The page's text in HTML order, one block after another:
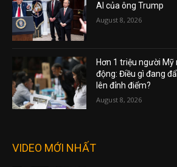
AI của ông Trump
August 8, 2026
Hơn 1 triệu người
động: Điều gì đang
lên đỉnh điểm?
August 8, 2026
VIDEO MỚI NHẤT